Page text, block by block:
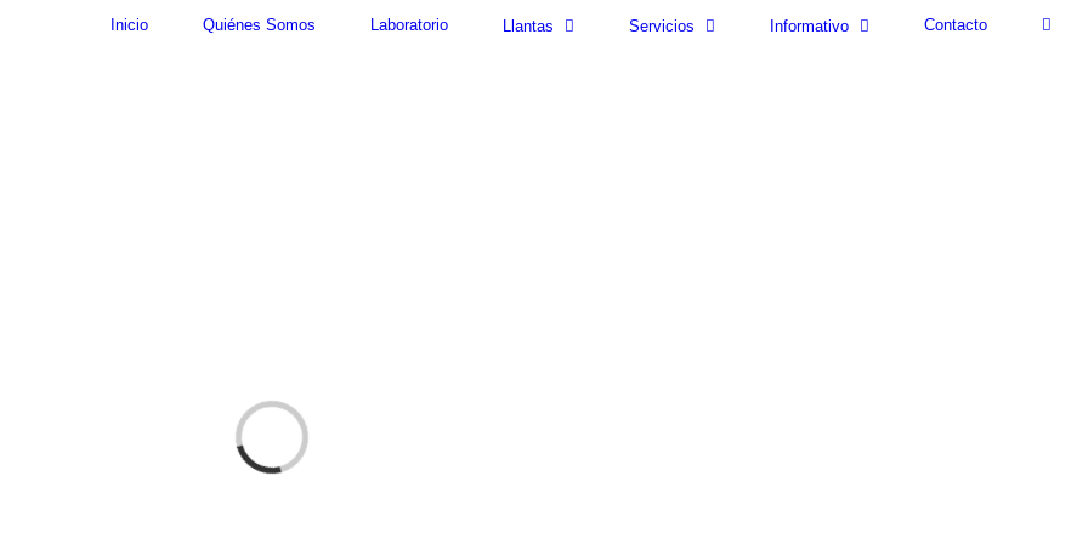
Inicio Quiénes Somos Laboratorio Llantas Servicios Informativo Contacto
Cargando...